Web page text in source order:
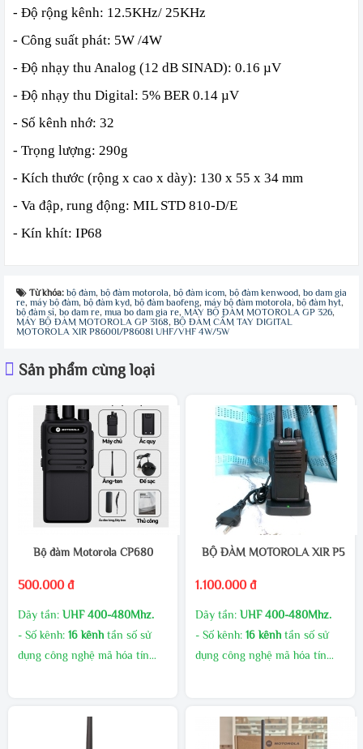
- Độ rộng kênh: 12.5KHz/ 25KHz
- Công suất phát: 5W /4W
- Độ nhạy thu Analog (12 dB SINAD): 0.16 µV
- Độ nhạy thu Digital: 5% BER 0.14 µV
- Số kênh nhớ: 32
- Trọng lượng: 290g
- Kích thước (rộng x cao x dày): 130 x 55 x 34 mm
- Va đập, rung động: MIL STD 810-D/E
- Kín khít: IP68
Từ khóa: bộ đàm, bộ đàm motorola, bộ đàm icom, bộ đàm kenwood, bo dam gia
re, máy bộ đàm, bộ đàm kyd, bộ đàm baofeng, máy bộ đàm motorola, bộ đàm hyt,
bộ đàm sỉ, bo dam re, mua bo dam gia re, MÁY BỘ ĐÀM MOTOROLA GP 326,
MÁY BỘ ĐÀM MOTOROLA GP 3168, BỘ ĐÀM CẦM TAY DIGITAL
MOTOROLA XIR P8600I/P8608I UHF/VHF 4W/5W
Sản phẩm cùng loại
Bộ đàm Motorola CP680
500.000 đ
Dãy tần: UHF 400-480Mhz.
- Số kênh: 16 kênh tần số sử
dụng công nghệ mã hóa tín
- Công suất phát cao, âm
BỘ ĐÀM MOTOROLA XIR P550
1.100.000 đ
Dãy tần: UHF 400-480Mhz.
- Số kênh: 16 kênh tần số sử
dụng công nghệ mã hóa tín
- Công suất phát cao, âm
thanh to rõ